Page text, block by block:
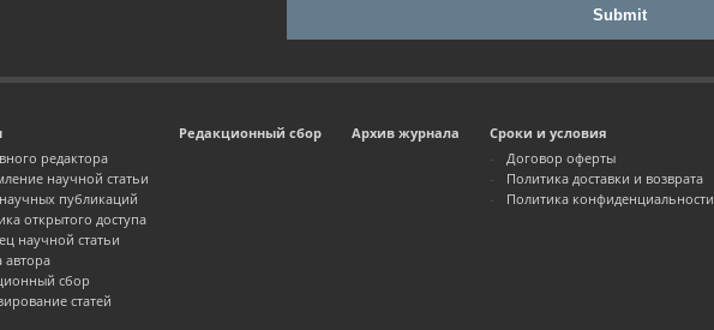
редактора
научной статьи
публикаций
открытого доступа
научной статьи
автора
сбор
статей
Редакционный сбор Архив журнала
Сроки и условия
Договор оферты
Политика доставки и возврата
Политика конфиденциальности